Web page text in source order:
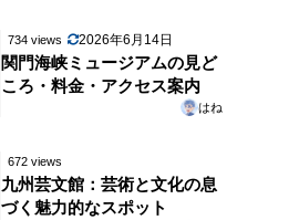
734 views 2026年6月14日
関門海峡ミュージアムの見ど
ころ・料金・アクセス案内
はね
672 views
九州芸文館：芸術と文化の息
づく魅力的なスポット